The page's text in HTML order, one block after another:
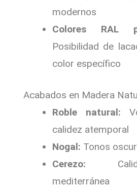
modernos
Colores RAL
Posibilidad de
color específico
Acabados en Madera
Roble natural:
calidez atemporal
Nogal: Tonos
Cerezo:
mediterránea